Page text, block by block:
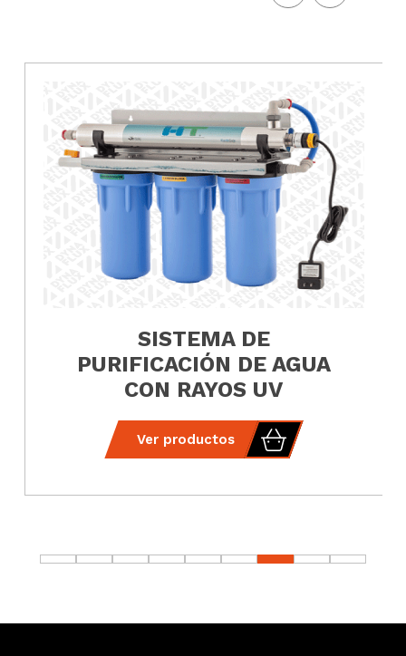
SISTEMA DE
PURIFICACIÓN DE AGUA
CON RAYOS UV
Ver productos